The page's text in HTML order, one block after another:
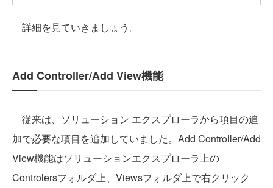
詳細を見ていきましょう。
Add Controller/Add View機能
従来は、ソリューション エクスプローラから項目の追
加で必要な項目を追加していました。Add Controller/Add
View機能はソリューションエクスプローラ上の
Controlersフォルダ上、Viewsフォルダ上で右クリック